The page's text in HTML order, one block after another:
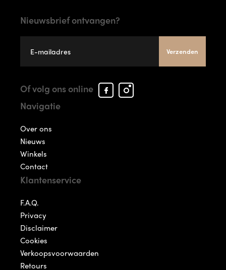
Nieuwsbrief ontvangen?
Verzenden
Of volg ons online Facebook
Arcade
Instagram
Arcade
Navigatie
Over ons
Nieuws
Winkels
Contact
Klantenservice
F.A.Q.
Privacy
Disclaimer
Cookies
Verkoopsvoorwaarden
Retours